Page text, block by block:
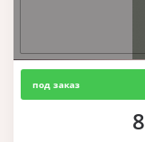
под заказ